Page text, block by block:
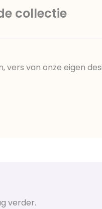
collectie
vers van onze eigen
verder.